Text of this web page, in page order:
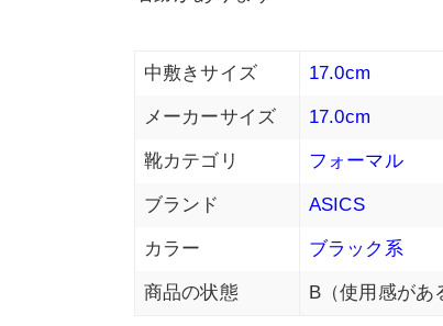
中敷きサイズ 17.0cm
メーカーサイズ 17.0cm
靴カテゴリ フォーマル
ブランド ASICS
カラー ブラック系
商品の状態 B（使用感があ